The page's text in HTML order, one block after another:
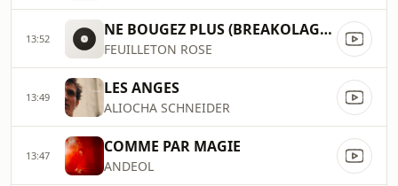
13:52 NE BOUGEZ PLUS (BREAKOLAGE REMIX)
FEUILLETON ROSE
13:49 LES ANGES
ALIOCHA SCHNEIDER
13:47 COMME PAR MAGIE
ANDEOL